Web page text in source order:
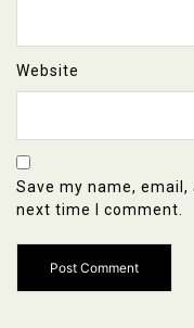
Website
Save my name,
next time I comment.